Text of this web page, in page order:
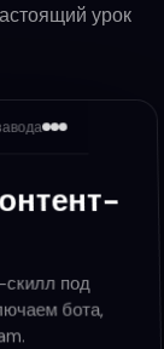
урок
скилл под
бота,